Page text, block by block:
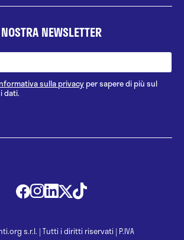
NEWSLETTER
sulla privacyper sapere di più sul
dati.
s.r.l. | Tutti i diritti riservati | P.IVA